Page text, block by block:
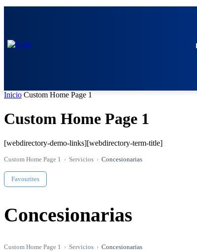
Inicio Custom Home Page 1
Custom Home Page 1
[webdirectory-demo-links][webdirectory-term-title]
Custom Home Page 1 Servicios Concesionarias
Favourites
Concesionarias
Custom Home Page 1 Servicios Concesionarias